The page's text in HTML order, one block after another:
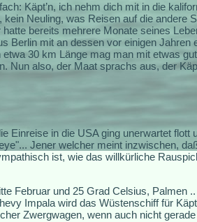
Käpt’n, ich nehm dich mit in die
Neuling, was Reisen auf die andere
bereits mehrere Monate seines
Berlin mit an dessen vor einigen
30 km Länge mag man mit etwas
Nun also, der Maat sprachs aus, der
Einreise in die USA ging unerwartet
Jener welcher meint inzwischen,
ist, wie das willkürliche
Februar und 25 Grad Celsius, Palmen
Impala wird das Wüstenschiff für
Zwergwagen, wenn auch nicht